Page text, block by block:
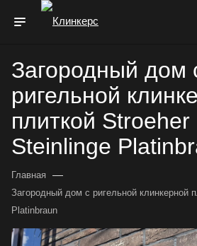
Загородный дом
ригельной
плиткой Stroeher
Steinlinge
Главная —
Загородный дом с ригельной клинкерной
Platinbraun